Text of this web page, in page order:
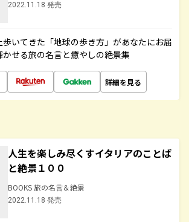
2022.11.18 発売
いてきた「地球の歩き方」があなたにお届
かせる旅の名言と癒やしの絶景集
詳細を見る
人生を楽しみ尽くすイタリアのことば
と絶景１００
BOOKS 旅の名言＆絶景
2022.11.18 発売